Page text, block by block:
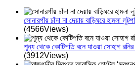
সোনারগাঁয় চাঁদা না দেয়ায় বাড়িঘরে হামলা
(4566Views)
শূন্য থেকে কোটিপতি বনে যাওয়া সোহাগ
(3912Views)